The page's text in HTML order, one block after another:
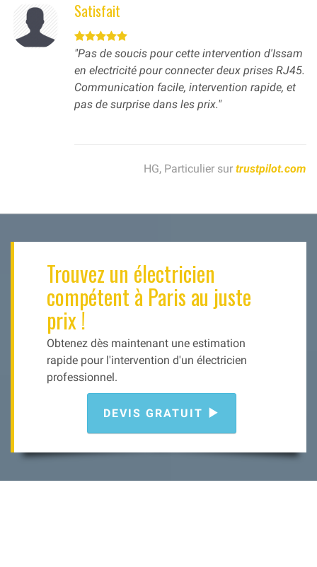
Satisfait
"Pas de soucis pour cette intervention d'Issam
en electricité pour connecter deux prises RJ45.
Communication facile, intervention rapide, et
pas de surprise dans les prix."
HG, Particulier sur trustpilot.com
Trouvez un électricien
compétent à Paris au juste
prix !
Obtenez dès maintenant une estimation
rapide pour l'intervention d'un électricien
professionnel.
DEVIS GRATUIT